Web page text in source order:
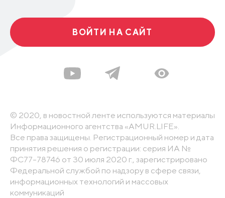
ВОЙТИ НА САЙТ
© 2020, в новостной ленте используются материалы
Информационного агентства «AMUR.LIFE».
Все права защищены. Регистрационный номер и дата
принятия решения о регистрации: серия ИА №
ФС77-78746 от 30 июля 2020 г., зарегистрировано
Федеральной службой по надзору в сфере связи,
информационных технологий и массовых
коммуникаций